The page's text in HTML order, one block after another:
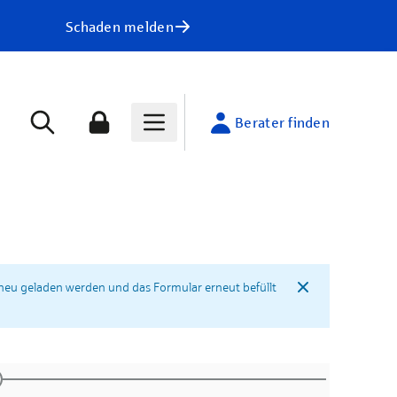
Schaden melden
Berater finden
geladen werden und das Formular erneut befüllt